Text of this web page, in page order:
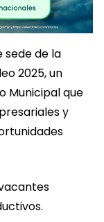
sede de la
2025, un
Municipal que
y